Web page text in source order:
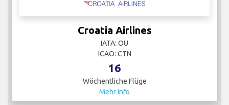
Croatia Airlines
IATA: OU
ICAO: CTN
16
Wöchentliche Flüge
Mehr Info